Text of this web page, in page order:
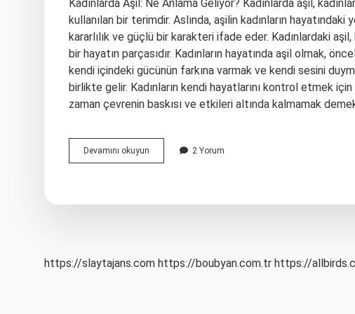
Kadınlarda Aşil: Ne Anlama Geliyor? Kadınlarda aşil,
kullanılan bir terimdir. Aslında, aşilin kadınların
kararlılık ve güçlü bir karakteri ifade eder. Kadınlardaki
bir hayatın parçasıdır. Kadınların hayatında aşil olmak,
kendi içindeki gücünün farkına varmak ve kendi sesini
birlikte gelir. Kadınların kendi hayatlarını kontrol etmek
zaman çevrenin baskısı ve etkileri altında kalmamak
Devamını okuyun Kadınlarda
aşil
2 Yorum
https://slaytajans.com https://boubyan.com.tr https://